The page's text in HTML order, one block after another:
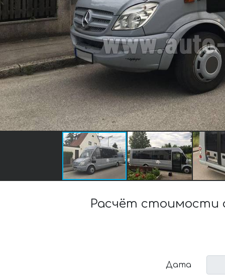
Расчёт стоимости
Дата